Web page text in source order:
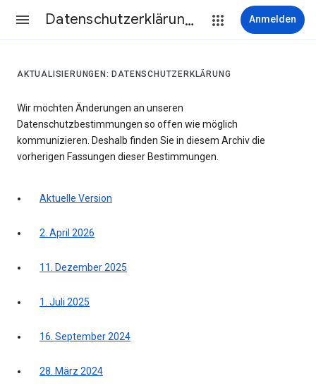
Datenschutzerklärung & Nutzungsbedingungen Anmelden
AKTUALISIERUNGEN: DATENSCHUTZERKLÄRUNG
Wir möchten Änderungen an unseren
Datenschutzbestimmungen so offen wie möglich
kommunizieren. Deshalb finden Sie in diesem Archiv die
vorherigen Fassungen dieser Bestimmungen.
Aktuelle Version
2. April 2026
11. Dezember 2025
1. Juli 2025
16. September 2024
28. März 2024